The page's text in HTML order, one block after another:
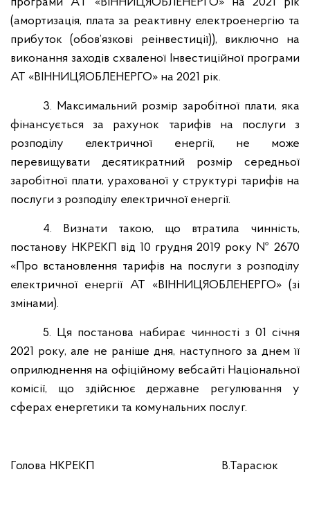
(амортизація, плата за реактивну електроенергію та
прибуток (обов’язкові реінвестиції)), виключно на
виконання заходів схваленої Інвестиційної програми
АТ «ВІННИЦЯОБЛЕНЕРГО» на 2021 рік.
3. Максимальний розмір заробітної плати, яка
фінансується за рахунок тарифів на послуги з
розподілу електричної енергії, не може
перевищувати десятикратний розмір середньої
заробітної плати, урахованої у структурі тарифів на
послуги з розподілу електричної енергії.
4. Визнати такою, що втратила чинність,
постанову НКРЕКП від 10 грудня 2019 року № 2670
«Про встановлення тарифів на послуги з розподілу
електричної енергії АТ «ВІННИЦЯОБЛЕНЕРГО» (зі
змінами).
5. Ця постанова набирає чинності з 01 січня
2021 року, але не раніше дня, наступного за днем її
оприлюднення на офіційному вебсайті Національної
комісії, що здійснює державне регулювання у
сферах енергетики та комунальних послуг.
Голова НКРЕКП В.Тарасюк